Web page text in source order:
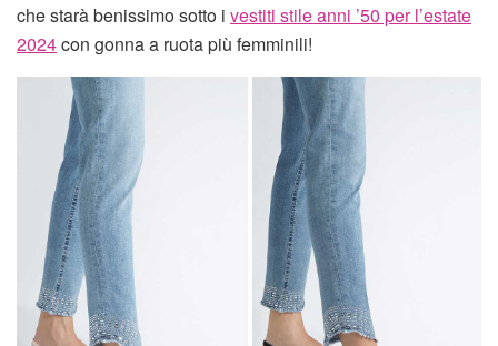
che starà benissimo sotto i vestiti stile anni ’50 per l’estate
2024con gonna a ruota più femminili!